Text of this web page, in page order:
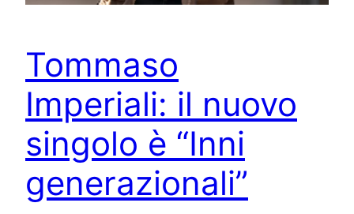
Tommaso
Imperiali: il nuovo
singolo è “Inni
generazionali”